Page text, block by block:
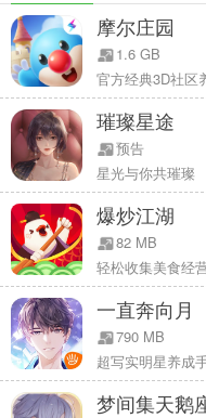
培养未来灵界厨神
根据炒煮炸烤蒸等厨艺技巧
同类别的烹饪特长，针对性
过冒险提升店员等级，增强
多菜品，打造风靡灵界的创
食肆的忠粉！随着店员等级
控将出神入化，悉心培养，
性格外向、喜爱小动物，可
结伴踏上美食冒险
为了制作最美味的珍馐，你
程，指挥店员展开战斗，捕
摩尔庄园
1.6 GB
官方经典3D社区
璀璨星途
预告
星光与你共璀璨
爆炒江湖
82 MB
轻松收集美食经
一直奔向月
790 MB
超写实明星养成
梦间集天鹅